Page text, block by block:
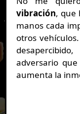
vibración, que
manos cada
otros
adversario
aumenta la